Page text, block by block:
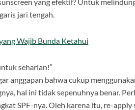
jari tengah.
Wajib Bunda Ketahui
seharian!”
anggapan bahwa cukup
hal ini tidak sepenuhnya benar.
SPF-nya. Oleh karena itu, re-